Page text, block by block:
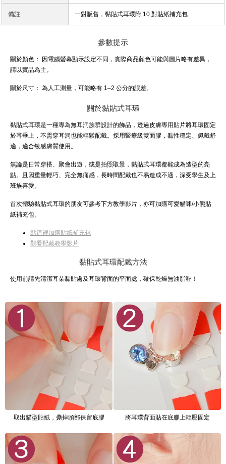
備註 一對販售，黏貼式耳環附 10 對貼紙補充包
參數提示
關於顏色：
因電腦螢幕顯示設定不同，實際商品顏色可能與圖片略有差異，
請以實品為主。
關於尺寸： 為人工測量，可能略有 1–2 公分的誤差。
關於黏貼式耳環
黏貼式耳環是一種專為無耳洞族群設計的飾品，透過皮膚專用貼片將耳環固定
於耳垂上，不需穿耳洞也能輕鬆配戴。採用醫療級雙面膠，黏性穩定、佩戴舒
適，適合敏感膚質使用。
無論是日常穿搭、聚會出遊，或是拍照取景，黏貼式耳環都能成為造型的亮
點。且因重量輕巧、完全無痛感，長時間配戴也不易造成不適，深受學生及上
班族喜愛。
首次體驗黏貼式耳環的朋友可參考下方教學影片，亦可加購可愛貓咪/小熊貼
紙補充包。
點這裡加購貼紙補充包
觀看配戴教學影片
黏貼式耳環配戴方法
使用前請先清潔耳朵黏貼處及耳環背面的平面處，確保乾燥無油脂喔！
取出貓型貼紙，撕掉頭部保留底膠 將耳環背面貼在底膠上輕壓固定